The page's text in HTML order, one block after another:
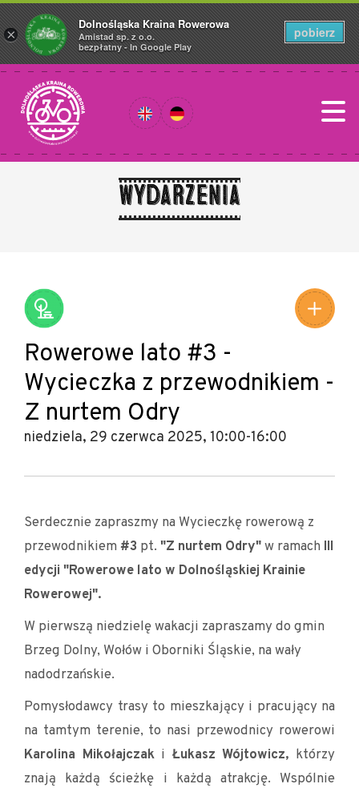
Wydarzenia
Rowerowe lato #3 -
Wycieczka z przewodnikiem -
Z nurtem Odry
niedziela, 29 czerwca 2025, 10:00-16:00
Serdecznie zapraszmy na Wycieczkę rowerową z
przewodnikiem#3 pt. "Z nurtem Odry"w ramach III
edycji "Rowerowe lato w Dolnośląskiej Krainie
Rowerowej".
W pierwszą niedzielę wakacji zapraszamy do gmin
Brzeg Dolny, Wołów i Oborniki Śląskie, na wały
nadodrzańskie.
Pomysłodawcy trasy to mieszkający i pracujący na
na tamtym terenie, to nasi przewodnicy rowerowi
Karolina Mikołajczaki Łukasz Wójtowicz, którzy
znają każdą ścieżkę i każdą atrakcję. Wspólnie
×
Dolnośląska Kraina Rowerowa
Amistad sp. z o.o.
bezpłatny - In Google Play
pobierz